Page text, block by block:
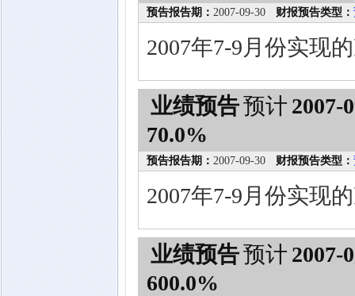
预告报告期： 2007-09-30 财报预告类型：
2007年7-9月份实现
业绩预告预计 2007-
70.0%
预告报告期： 2007-09-30 财报预告类型：
2007年7-9月份实现
业绩预告预计 2007-
600.0%